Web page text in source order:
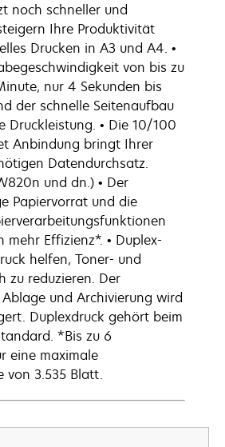
noch schneller und
Ihre Produktivität
Drucken in A3 und A4. •
von bis zu
nur 4 Sekunden bis
der schnelle Seitenaufbau
Druckleistung. • Die 10/100
Anbindung bringt Ihrer
Datendurchsatz.
und dn.) • Der
Papiervorrat und die
mehr Effizienz*. • Duplex-
helfen, Toner- und
zu reduzieren. Der
und Archivierung wird
Duplexdruck gehört beim
*Bis zu 6
eine maximale
von 3.535 Blatt.